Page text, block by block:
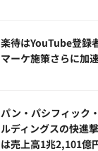
楽待はYouTube登録
マーケ施策さらに加
パン・パシフィック
ルディングスの快進
は売上高1兆2,101億